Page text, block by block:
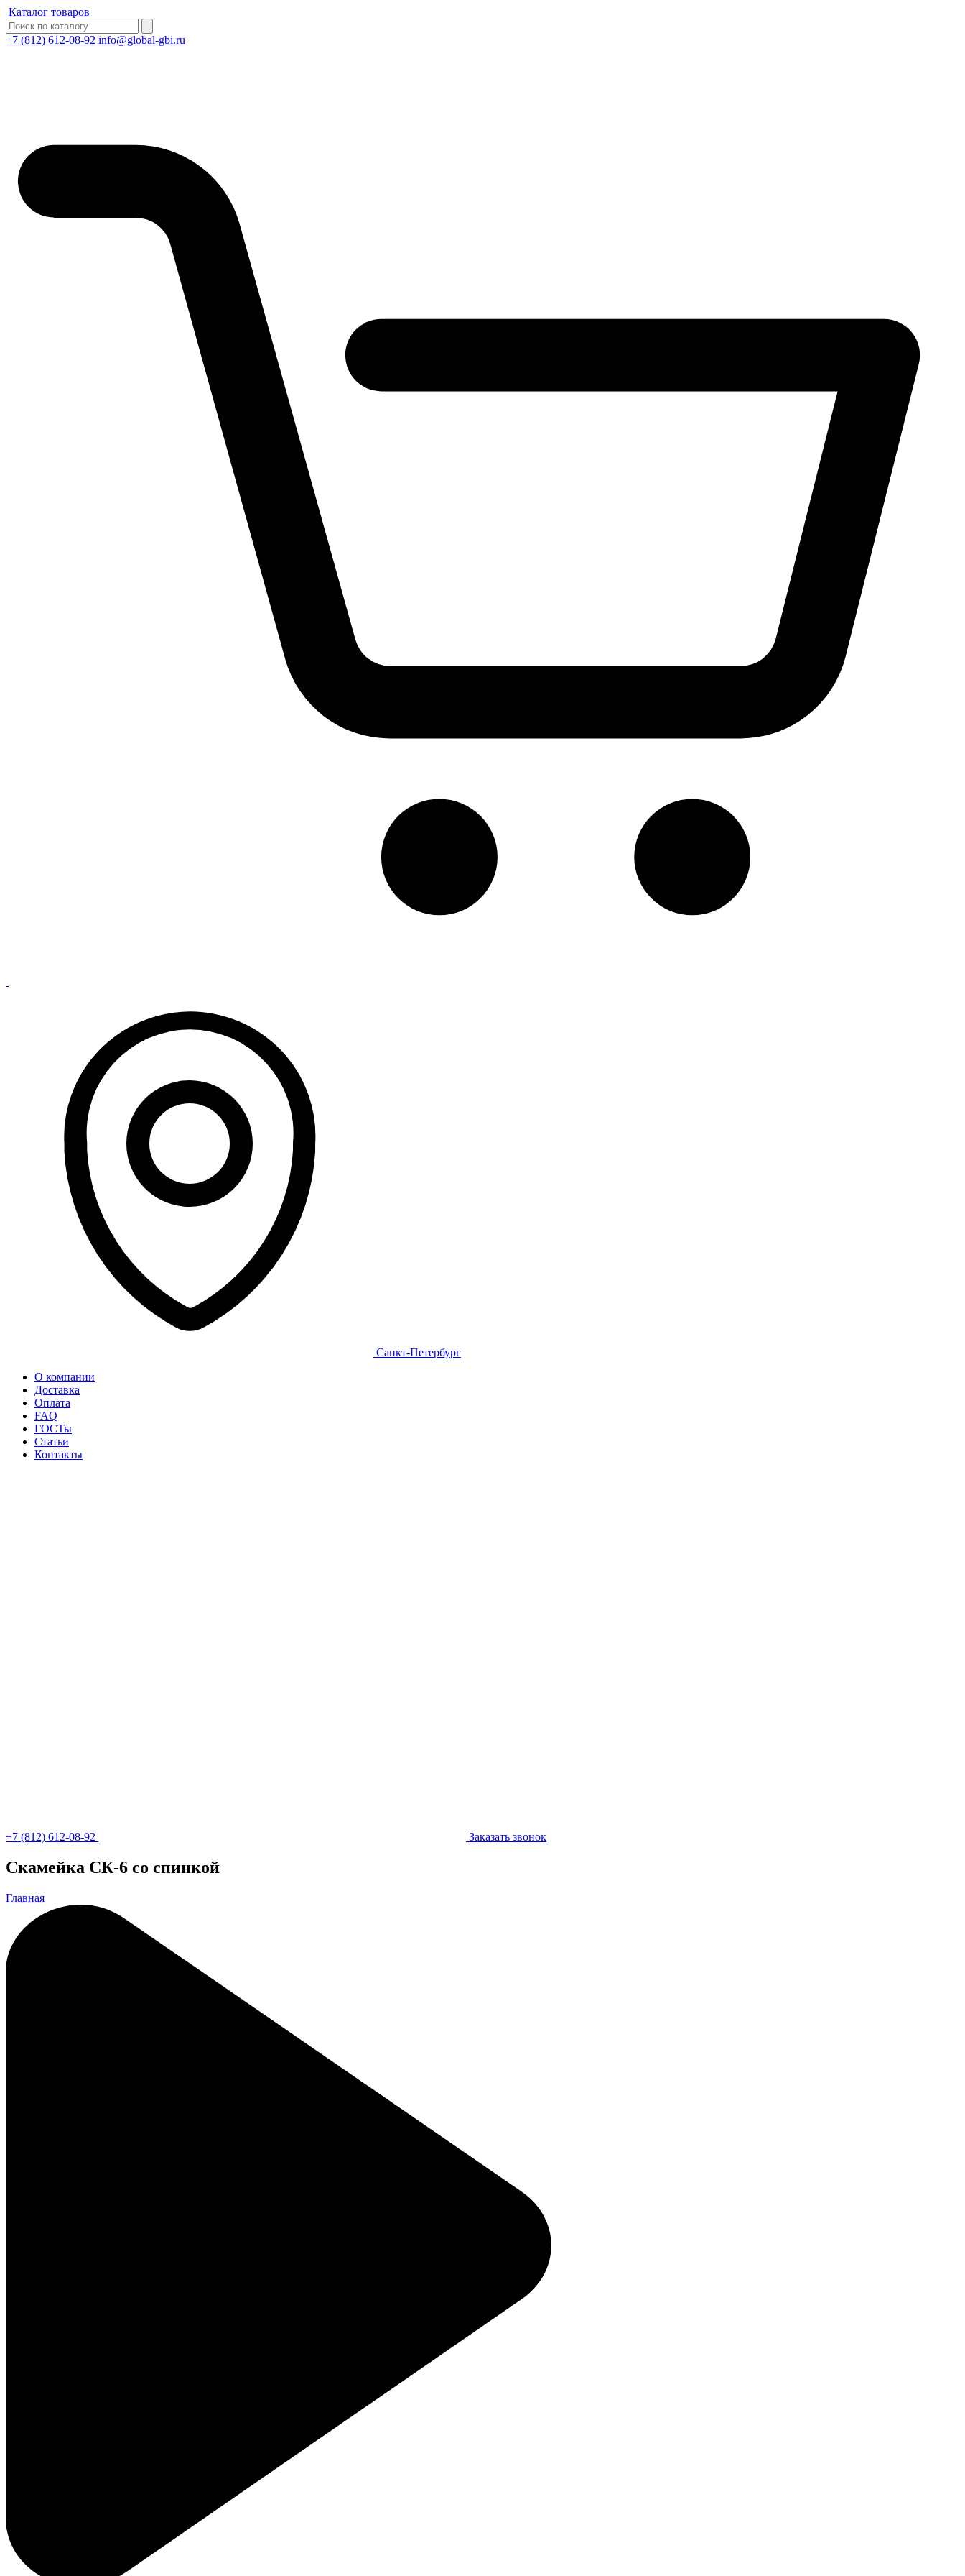
Каталог товаров
+7 (812) 612-08-92 info@global-gbi.ru
Санкт-Петербург
О компании
Доставка
Оплата
FAQ
ГОСТы
Статьи
Контакты
+7 (812) 612-08-92 Заказать звонок
Скамейка СК-6 со спинкой
Главная